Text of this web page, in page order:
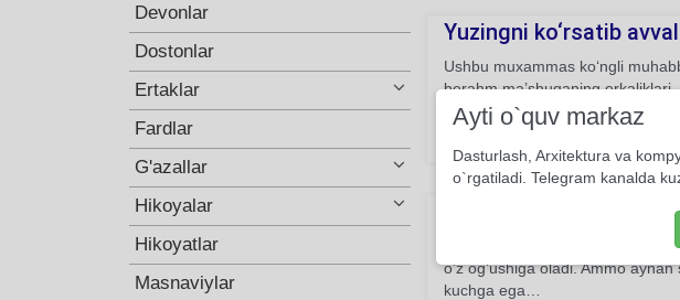
Devonlar
Dostonlar
Ertaklar
Fardlar
G'azallar
Hikoyalar
Hikoyatlar
Masnaviylar
Yuzingni ko‘rsatib
Ushbu muxammas ko‘ngli
berahm ma’shuqaning
tarzda ifoda etilgan.
Mustaqil muxammas
Parishon holing
Ushbu murabba’ adabiyot
o’z og’ushiga oladi. Ammo
kuchga ega…
Ayti o`quv markaz
Dasturlash, Arxitektura va
o`rgatiladi. Telegram kanalda